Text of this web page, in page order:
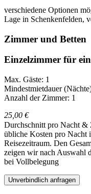
verschiedene Optionen
Lage in Schenkenfelden,
Zimmer und Betten
Einzelzimmer für
Max. Gäste: 1
Mindestmietdauer
Anzahl der Zimmer: 1
25,00 €
Durchschnitt pro Nacht &
übliche Kosten pro Nacht
Reisezeitraum. Den
zeigen wir nach Auswahl
bei Vollbelegung
Unverbindlich anfragen